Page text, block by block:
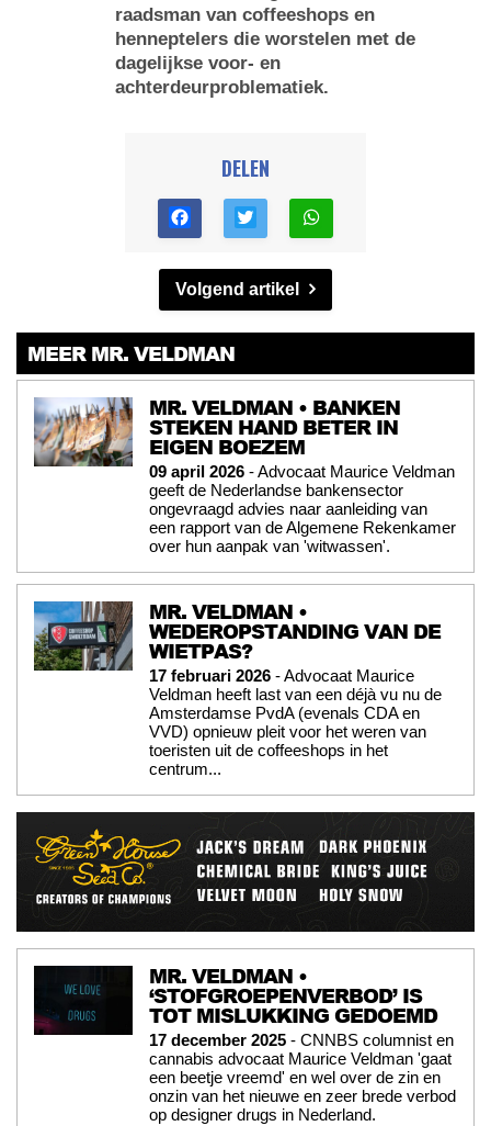
raadsman van coffeeshops en
henneptelers die worstelen met de
dagelijkse voor- en
achterdeurproblematiek.
DELEN
Volgend artikel
MEER MR. VELDMAN
MR. VELDMAN • BANKEN
STEKEN HAND BETER IN
EIGEN BOEZEM
09 april 2026 - Advocaat Maurice Veldman
geeft de Nederlandse bankensector
ongevraagd advies naar aanleiding van
een rapport van de Algemene Rekenkamer
over hun aanpak van 'witwassen'.
MR. VELDMAN •
WEDEROPSTANDING VAN DE
WIETPAS?
17 februari 2026 - Advocaat Maurice
Veldman heeft last van een déjà vu nu de
Amsterdamse PvdA (evenals CDA en
VVD) opnieuw pleit voor het weren van
toeristen uit de coffeeshops in het
centrum...
MR. VELDMAN •
‘STOFGROEPENVERBOD’ IS
TOT MISLUKKING GEDOEMD
17 december 2025 - CNNBS columnist en
cannabis advocaat Maurice Veldman 'gaat
een beetje vreemd' en wel over de zin en
onzin van het nieuwe en zeer brede verbod
op designer drugs in Nederland.